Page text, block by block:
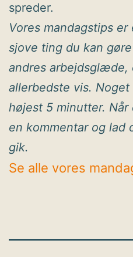
spreder.
Vores mandagstips
sjove ting du kan
andres arbejdsglæde,
allerbedste vis. Noget
højest 5 minutter.
en kommentar og lad
gik.
Se alle vores